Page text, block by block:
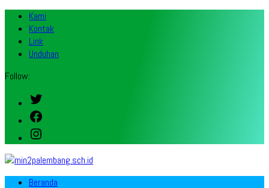
Kami
Kontak
Link
Unduhan
Follow:
Twitter
Facebook
Instagram
Beranda